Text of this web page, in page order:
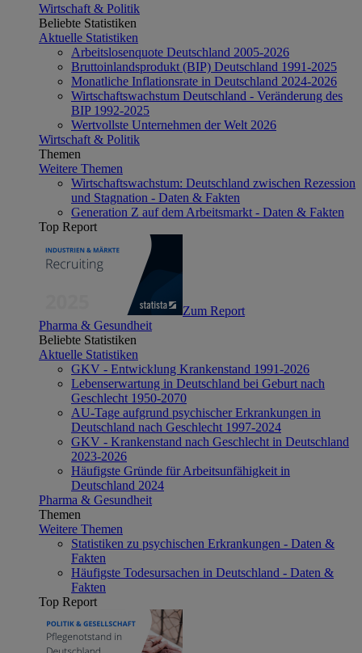
Wirtschaft & Politik
Beliebte Statistiken
Aktuelle Statistiken
Arbeitslosenquote Deutschland 2005-2026
Bruttoinlandsprodukt (BIP) Deutschland 1991-2025
Monatliche Inflationsrate in Deutschland 2024-2026
Wirtschaftswachstum Deutschland - Veränderung des
BIP 1992-2025
Wertvollste Unternehmen der Welt 2026
Wirtschaft & Politik
Themen
Weitere Themen
Wirtschaftswachstum: Deutschland zwischen Rezession
und Stagnation - Daten & Fakten
Generation Z auf dem Arbeitsmarkt - Daten & Fakten
Top Report
Zum Report
Pharma & Gesundheit
Beliebte Statistiken
Aktuelle Statistiken
GKV - Entwicklung Krankenstand 1991-2026
Lebenserwartung in Deutschland bei Geburt nach
Geschlecht 1950-2070
AU-Tage aufgrund psychischer Erkrankungen in
Deutschland nach Geschlecht 1997-2024
GKV - Krankenstand nach Geschlecht in Deutschland
2023-2026
Häufigste Gründe für Arbeitsunfähigkeit in
Deutschland 2024
Pharma & Gesundheit
Themen
Weitere Themen
Statistiken zu psychischen Erkrankungen - Daten &
Fakten
Häufigste Todesursachen in Deutschland - Daten &
Fakten
Top Report